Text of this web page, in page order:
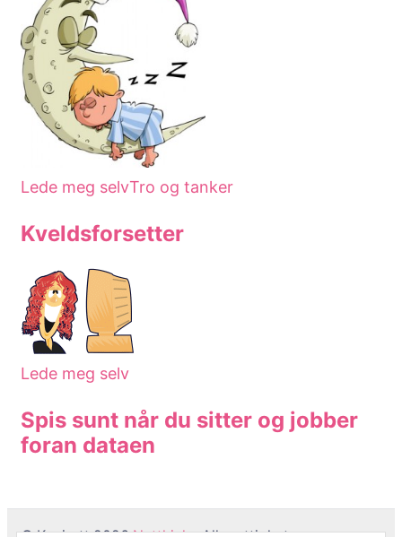
Lede meg selvTro og tanker
Kveldsforsetter
Lede meg selv
Spis sunt når du sitter og jobber
foran dataen